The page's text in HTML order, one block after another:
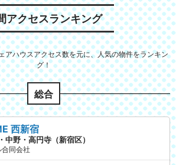
アクセスランキング
アハウスアクセス数を元に、人気の物件をランキン
グ！
総合
西新宿
中野・高円寺（新宿区）
同会社